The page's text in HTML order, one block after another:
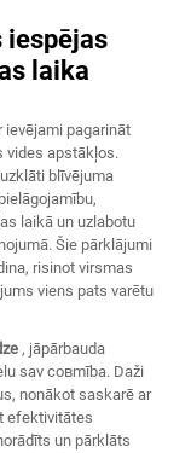
iespējas
laika
ievējami pagarināt
vides apstākļos.
blīvējuma
laikā un uzlabotu
Šie pārklājumi
risinot virsmas
viens pats varētu
, jāpārbauda
sav совmība. Daži
nonākot saskarē ar
efektivitātes
un pārklāts